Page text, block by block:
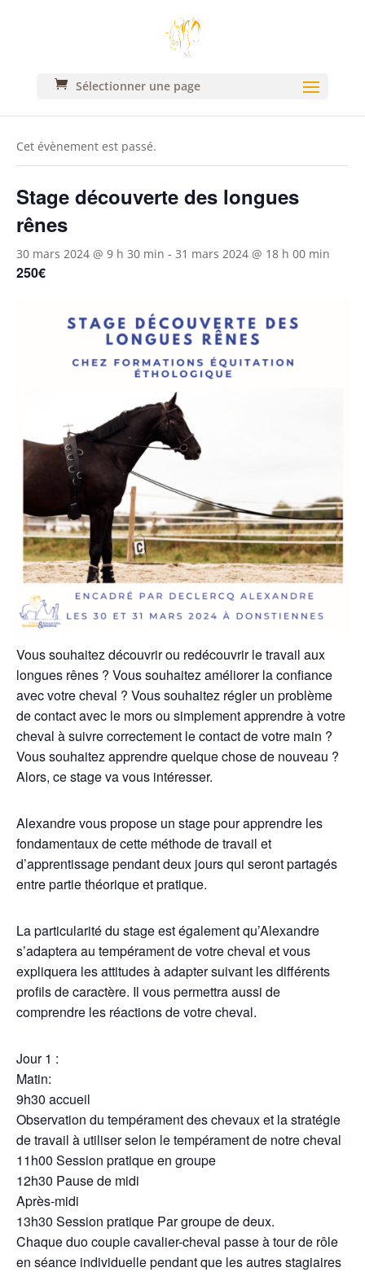
Sélectionner une page
Cet évènement est passé.
Stage découverte des longues
rênes
30 mars 2024 @ 9 h 30 min - 31 mars 2024 @ 18 h 00 min
250€
Vous souhaitez découvrir ou redécouvrir le travail aux
longues rênes ? Vous souhaitez améliorer la confiance
avec votre cheval ? Vous souhaitez régler un problème
de contact avec le mors ou simplement apprendre à votre
cheval à suivre correctement le contact de votre main ?
Vous souhaitez apprendre quelque chose de nouveau ?
Alors, ce stage va vous intéresser.
Alexandre vous propose un stage pour apprendre les
fondamentaux de cette méthode de travail et
d’apprentissage pendant deux jours qui seront partagés
entre partie théorique et pratique.
La particularité du stage est également qu’Alexandre
s’adaptera au tempérament de votre cheval et vous
expliquera les attitudes à adapter suivant les différents
profils de caractère. Il vous permettra aussi de
comprendre les réactions de votre cheval.
Jour 1 :
Matin:
9h30 accueil
Observation du tempérament des chevaux et la stratégie
de travail à utiliser selon le tempérament de notre cheval
11h00 Session pratique en groupe
12h30 Pause de midi
Après-midi
13h30 Session pratique Par groupe de deux.
Chaque duo couple cavalier-cheval passe à tour de rôle
en séance individuelle pendant que les autres stagiaires